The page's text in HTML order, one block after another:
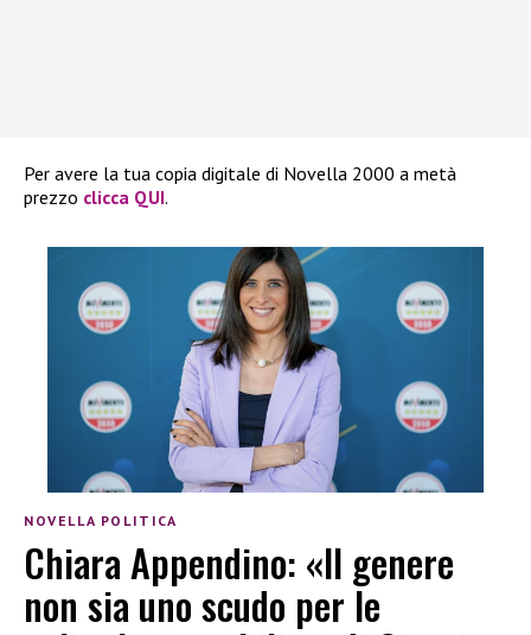
Per avere la tua copia digitale di Novella 2000 a metà
prezzo clicca QUI.
NOVELLA POLITICA
Chiara Appendino: «Il genere
non sia uno scudo per le